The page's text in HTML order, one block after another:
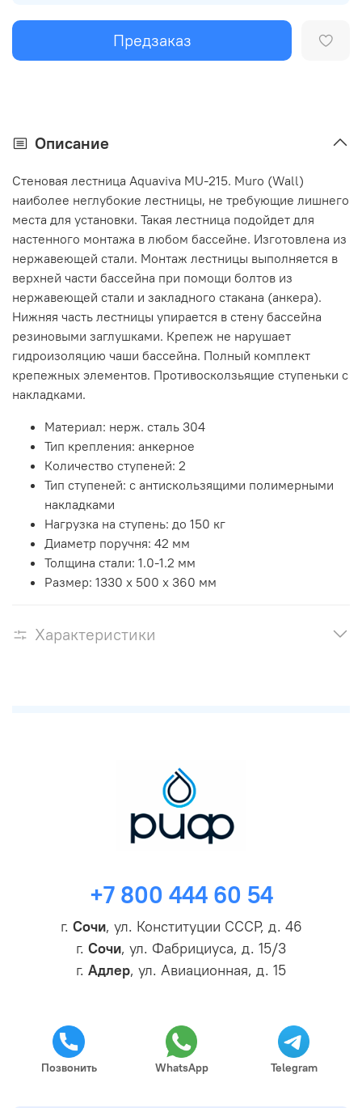
Предзаказ
Описание
Стеновая лестница Aquaviva MU-215. Muro (Wall)
наиболее неглубокие лестницы, не требующие лишнего
места для установки. Такая лестница подойдет для
настенного монтажа в любом бассейне. Изготовлена из
нержавеющей стали. Монтаж лестницы выполняется в
верхней части бассейна при помощи болтов из
нержавеющей стали и закладного стакана (анкера).
Нижняя часть лестницы упирается в стену бассейна
резиновыми заглушками. Крепеж не нарушает
гидроизоляцию чаши бассейна. Полный комплект
крепежных элементов. Противосколзьящие ступеньки с
накладками.
Материал: нерж. сталь 304
Тип крепления: анкерное
Количество ступеней: 2
Тип ступеней: с антискользящими полимерными
накладками
Нагрузка на ступень: до 150 кг
Диаметр поручня: 42 мм
Толщина стали: 1.0-1.2 мм
Размер: 1330 х 500 х 360 мм
Характеристики
+7 800 444 60 54
г. Сочи, ул. Конституции СССР, д. 46
г. Сочи, ул. Фабрициуса, д. 15/3
г. Адлер, ул. Авиационная, д. 15
Позвонить WhatsApp Telegram